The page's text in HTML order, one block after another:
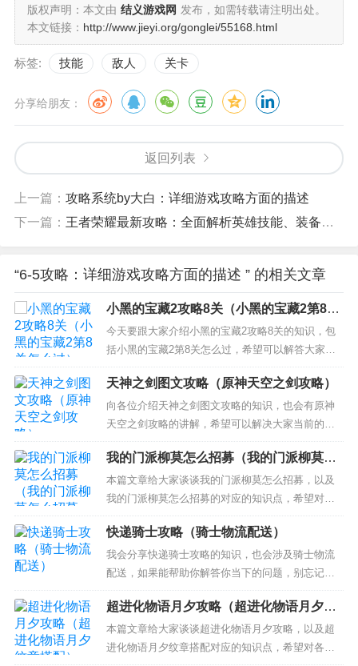
版权声明：本文由 结义游戏网 发布，如需转载请注明出处。
本文链接： http://www.jieyi.org/gonglei/55168.html
标签: 技能 敌人 关卡
分享给朋友：
返回列表
上一篇： 攻略系统by大白：详细游戏攻略方面的描述
下一篇： 王者荣耀最新攻略：全面解析英雄技能、装备搭配和战术策略
“6-5攻略：详细游戏攻略方面的描述 ” 的相关文章
小黑的宝藏2攻略8关（小黑的宝藏2第8关
怎么过）
今天要跟大家介绍小黑的宝藏2攻略8关的知识，包
括小黑的宝藏2第8关怎么过，希望可以解答大家现
在的问题！本文目录一览： 1、小黑的宝藏成就如何
获得 2、小黑的宝藏2第5关为什么数字密码是2527
3、小黑的宝藏第8关攻略 4、小黑的宝藏2第5关卡
怎么过 通关攻略详解大全 5、小黑的宝藏...
天神之剑图文攻略（原神天空之剑攻略）
向各位介绍天神之剑图文攻略的知识，也会有原神
天空之剑攻略的讲解，希望可以解决大家当前的困
惑！ 本文目录一览： 1、原始传奇天神之剑怎么出
2、找一个小霸王智能卡游戏的名字 3、「FC游戏攻
略」《武藏的冒险》 4、天神之剑怎么用飞鞋鞋 5、
原始传奇天神之剑可以交易嘛 原始传奇天神之剑...
我的门派柳莫怎么招募（我的门派柳莫怎
么招募的）
本篇文章给大家谈谈我的门派柳莫怎么招募，以及
我的门派柳莫怎么招募的对应的知识点，希望对各
位有所帮助，不要忘了收藏本站喔。 本文目录一
览： 1、我的门派美酒怎么得 2、我的门派邪修弟子
可以招募吗 3、我的门派藏宝图精英火麒麟怎么打
我的门派美酒怎么得 1、在我的门派页面左下角处，
点击“世界”...
快递骑士攻略（骑士物流配送）
我会分享快递骑士攻略的知识，也会涉及骑士物流
配送，如果能帮助你解答你当下的问题，别忘记关
注我们吧！ 本文目录一览： 1、快递骑士Postknigh
t怎么玩新手攻略分享 2、快递骑士 postknight 第一
关这个第三条routes怎么解锁啊？一直锁定玩不下
3、快递骑士Postknigh...
超进化物语月夕攻略（超进化物语月夕纹
章搭配）
本篇文章给大家谈谈超进化物语月夕攻略，以及超
进化物语月夕纹章搭配对应的知识点，希望对各位